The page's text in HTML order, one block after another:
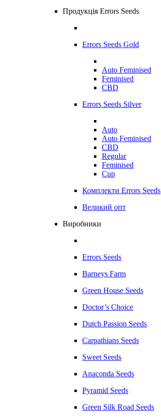
Продукція Errors Seeds
Errors Seeds Gold
Auto Feminised
Feminised
CBD
Errors Seeds Silver
Auto
Auto Feminised
CBD
Regular
Feminised
Cup
Комплекти Errors Seeds
Великий опт
Виробники
Errors Seeds
Barneys Farm
Green House Seeds
Doctor’s Choice
Dutch Passion Seeds
Carpathians Seeds
Sweet Seeds
Anaconda Seeds
Pyramid Seeds
Green Silk Road Seeds